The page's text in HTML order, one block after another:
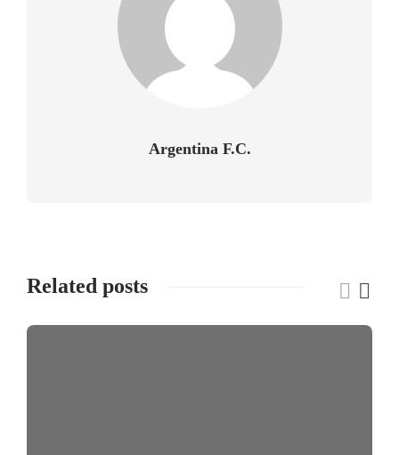
Argentina F.C.
Related posts